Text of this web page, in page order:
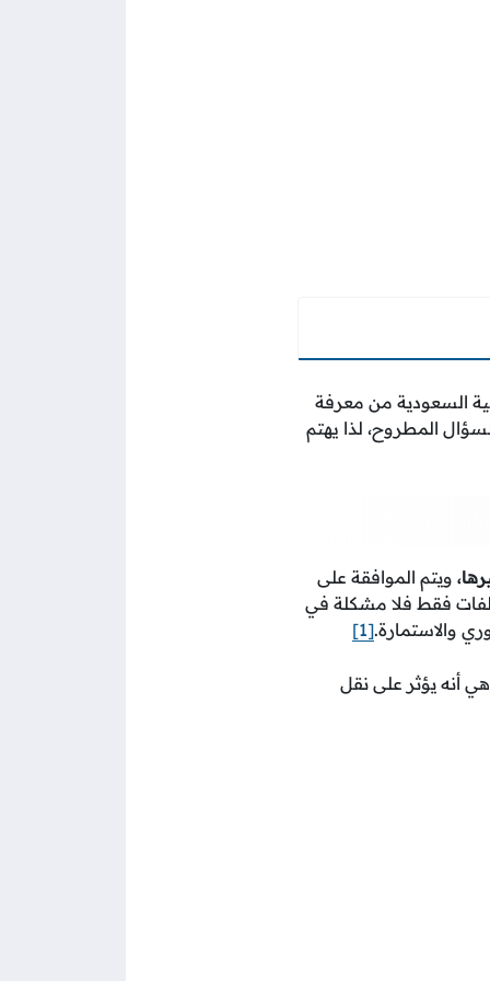
السعودية من معرفة
المطروح، لذا يهتم
ويتم الموافقة على
فقط فلا مشكلة في
والاستمارة.[1]
أنه يؤثر على نقل